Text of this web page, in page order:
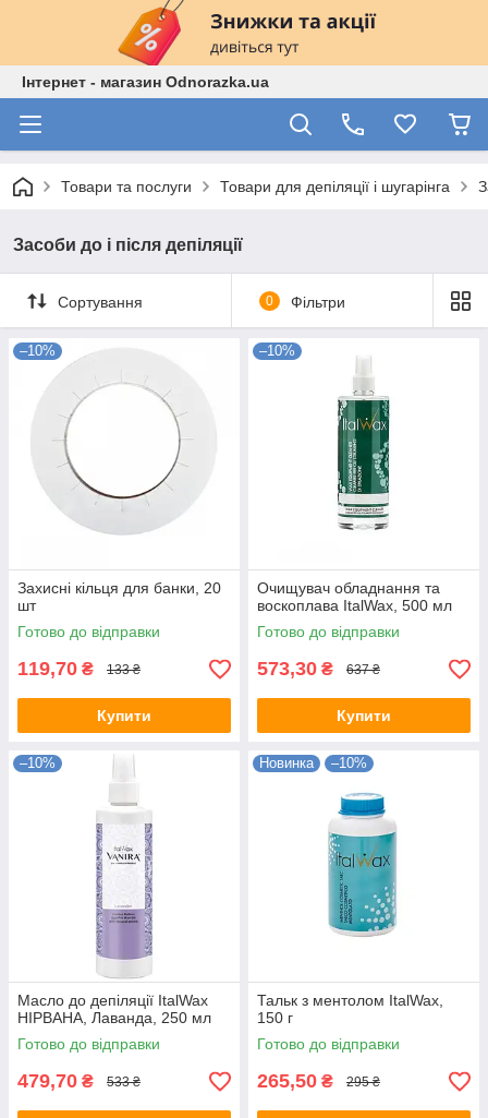
Інтернет - магазин Odnorazka.ua
Товари та послуги Товари для депіляції і шугарінга
Засоби до і після депіляції
Сортування 0 Фільтри
–10%
Захисні кільця для банки, 20
шт
Готово до відправки
119,70 ₴ 133 ₴
Купити
–10%
Очищувач обладнання та
воскоплава ItalWax, 500 мл
Готово до відправки
573,30 ₴ 637 ₴
Купити
–10%
Масло до депіляції ItalWax
НІРВАНА, Лаванда, 250 мл
Готово до відправки
479,70 ₴ 533 ₴
Новинка –10%
Тальк з ментолом ItalWax,
150 г
Готово до відправки
265,50 ₴ 295 ₴